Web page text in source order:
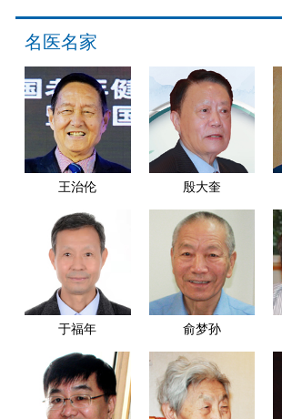
名医名家
王治伦 殷大奎
于福年 俞梦孙